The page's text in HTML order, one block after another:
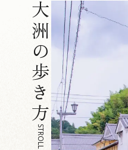
大洲の歩き方
STROLL